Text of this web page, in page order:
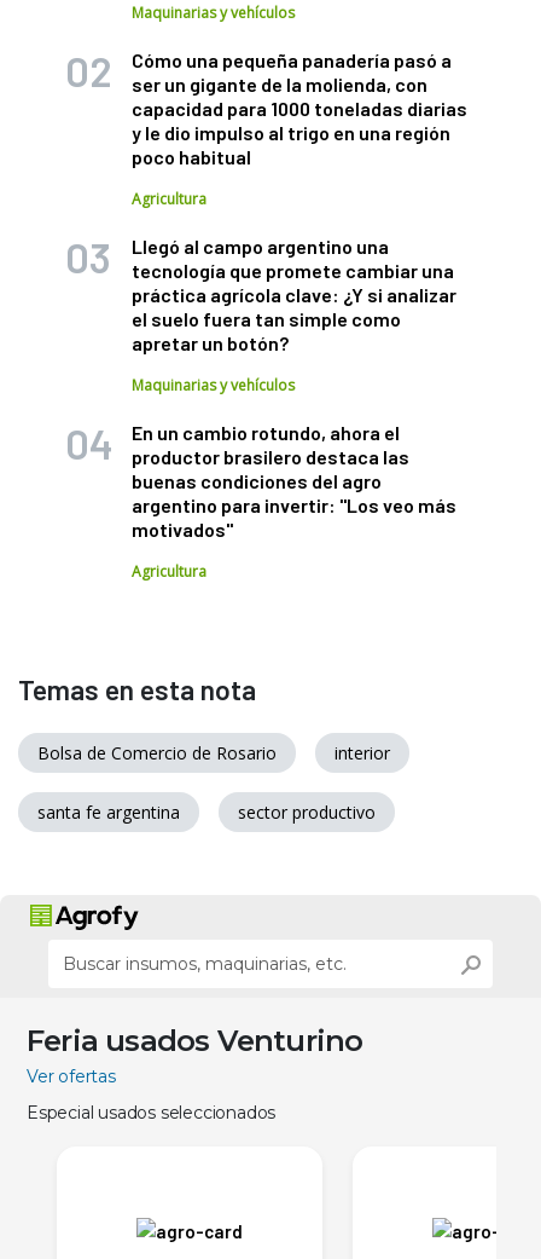
Maquinarias y vehículos
Cómo una pequeña panadería pasó a
ser un gigante de la molienda, con
capacidad para 1000 toneladas diarias
y le dio impulso al trigo en una región
poco habitual
Agricultura
Llegó al campo argentino una
tecnología que promete cambiar una
práctica agrícola clave: ¿Y si analizar
el suelo fuera tan simple como
apretar un botón?
Maquinarias y vehículos
En un cambio rotundo, ahora el
productor brasilero destaca las
buenas condiciones del agro
argentino para invertir: "Los veo más
motivados"
Agricultura
Temas en esta nota
Bolsa de Comercio de Rosario interior
santa fe argentina sector productivo
Feria usados Venturino
Ver ofertas
Especial usados seleccionados